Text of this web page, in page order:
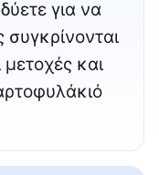
για να
και